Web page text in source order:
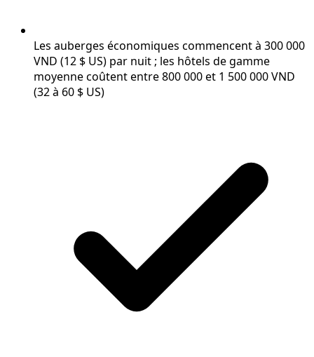
Les auberges économiques commencent à 300 000
VND (12 $ US) par nuit ; les hôtels de gamme
moyenne coûtent entre 800 000 et 1 500 000 VND
(32 à 60 $ US)